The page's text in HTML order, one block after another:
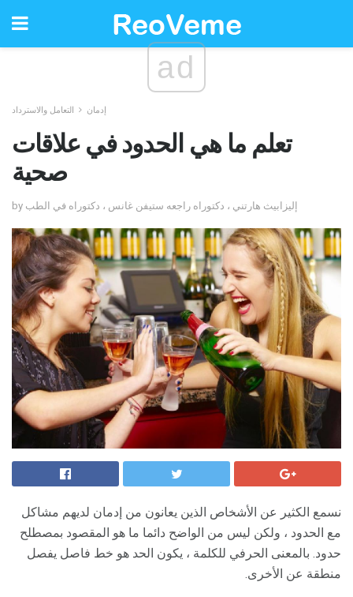
ad
إدمان التعامل والاسترداد
تعلم ما هي الحدود في علاقات
صحية
by إليزابيث هارتني ، دكتوراه راجعه ستيفن غانس ، دكتوراه في الطب
نسمع الكثير عن الأشخاص الذين يعانون من إدمان لديهم مشاكل
مع الحدود ، ولكن ليس من الواضح دائما ما هو المقصود بمصطلح
حدود. بالمعنى الحرفي للكلمة ، يكون الحد هو خط فاصل يفصل
منطقة عن الأخرى.